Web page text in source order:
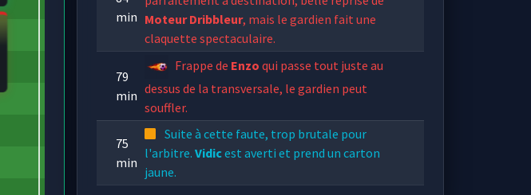
min Moteur Dribbleur, mais le gardien fait une
claquette spectaculaire.
79
min
Frappe de Enzo qui passe tout juste au
dessus de la transversale, le gardien peut
souffler.
75
min
Suite à cette faute, trop brutale pour
l'arbitre.Vidicest averti et prend un carton
jaune.